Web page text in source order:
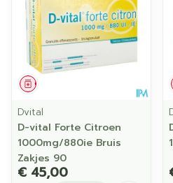
Geneesmiddel
Dvital
D-vital Forte Citroen
1000mg/880ie Bruis
Zakjes 90
€ 45,00